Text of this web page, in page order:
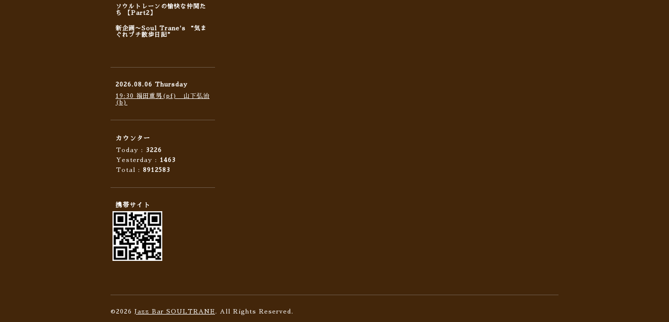
ソウルトレーンの愉快な仲間た
ち 【Part2】
新企画〜Soul Trane's “気ま
ぐれプチ散歩日記”
2026.08.06 Thursday
19:30 福田重男(pf) 山下弘治
(b)
カウンター
Today : 3226
Yesterday : 1463
Total : 8912583
携帯サイト
©2026 Jazz Bar SOULTRANE . All Rights Reserved.